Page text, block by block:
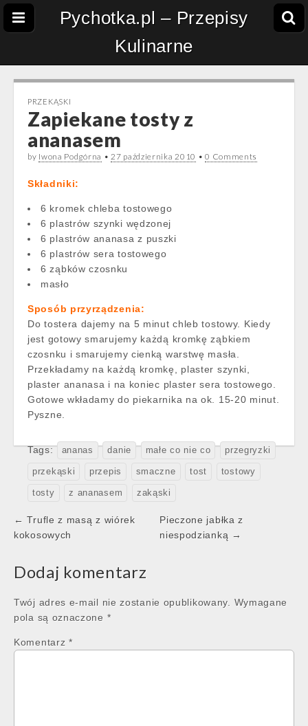
Pychotka.pl – Przepisy
Kulinarne
PRZEKĄSKI
Zapiekane tosty z
ananasem
by Iwona Podgórna •27 października 2010 •0 Comments
Składniki:
6 kromek chleba tostowego
6 plastrów szynki wędzonej
6 plastrów ananasa z puszki
6 plastrów sera tostowego
6 ząbków czosnku
masło
Sposób przyrządzenia:
Do tostera dajemy na 5 minut chleb tostowy. Kiedy
jest gotowy smarujemy każdą kromkę ząbkiem
czosnku i smarujemy cienką warstwę masła.
Przekładamy na każdą kromkę, plaster szynki,
plaster ananasa i na koniec plaster sera tostowego.
Gotowe wkładamy do piekarnika na ok. 15-20 minut.
Pyszne.
Tags: ananas danie małe co nie co przegryzki
przekąski przepis smaczne tost tostowy
tosty z ananasem zakąski
Post
navigation
← Trufle z masą z wiórek
kokosowych
Pieczone jabłka z
niespodzianką →
Dodaj komentarz
Twój adres e-mail nie zostanie opublikowany.
Wymagane
pola są oznaczone *
Komentarz *